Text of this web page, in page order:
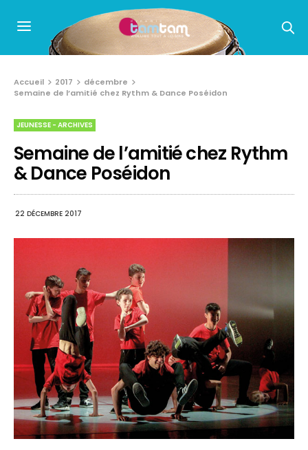
Accueil 2017
décembre
Semaine de l’amitié chez Rythm & Dance Poséidon
JEUNESSE - ARCHIVES
Semaine de l’amitié chez Rythm
& Dance Poséidon
22 DÉCEMBRE 2017